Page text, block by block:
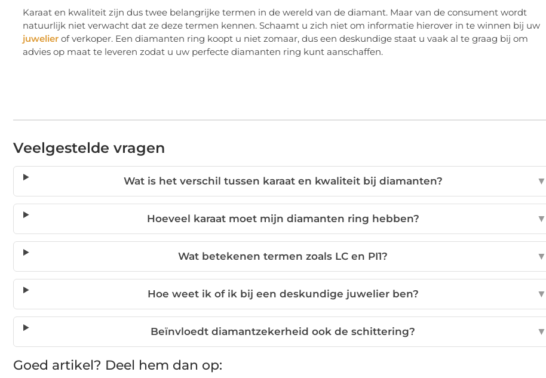
Karaat en kwaliteit zijn dus twee belangrijke termen in de wereld van de diamant. Maar van de consument wordt
natuurlijk niet verwacht dat ze deze termen kennen. Schaamt u zich niet om informatie hierover in te winnen bij uw
juwelier of verkoper. Een diamanten ring koopt u niet zomaar, dus een deskundige staat u vaak al te graag bij om
advies op maat te leveren zodat u uw perfecte diamanten ring kunt aanschaffen.
Veelgestelde vragen
Wat is het verschil tussen karaat en kwaliteit bij diamanten? ▼
Hoeveel karaat moet mijn diamanten ring hebben? ▼
Wat betekenen termen zoals LC en PI1? ▼
Hoe weet ik of ik bij een deskundige juwelier ben? ▼
Beïnvloedt diamantzekerheid ook de schittering? ▼
Goed artikel? Deel hem dan op: